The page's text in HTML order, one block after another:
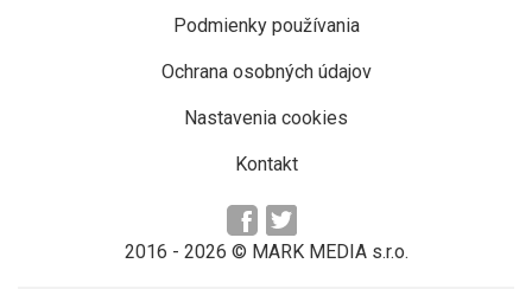
Podmienky používania
Ochrana osobných údajov
Nastavenia cookies
Kontakt
2016 - 2026 © MARK MEDIA s.r.o.